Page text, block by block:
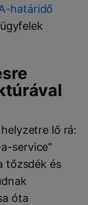
határidő
lő rá:
service”
tőzsdék és
óta